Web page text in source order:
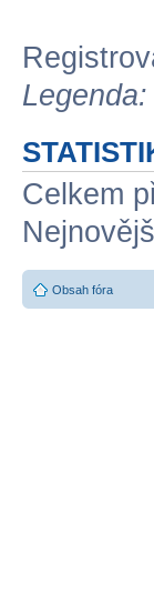
Celkem
Obsah fóra